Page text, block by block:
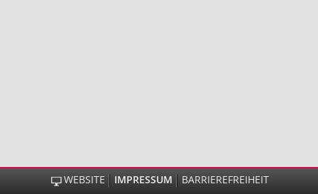
WEBSITE IMPRESSUM BARRIEREFREIHEIT